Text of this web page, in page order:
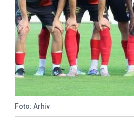
Foto: Arhiv